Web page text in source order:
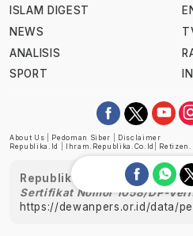
ISLAM DIGEST
NEWS
ANALISIS
SPORT
About Us Pedoman Siber
Disclaimer
Republika.id
Ihram.republika.co.id
Republika telah diverifikasi
Sertifikat Nomor 1058/DP-
https://dewanpers.or.id/data/